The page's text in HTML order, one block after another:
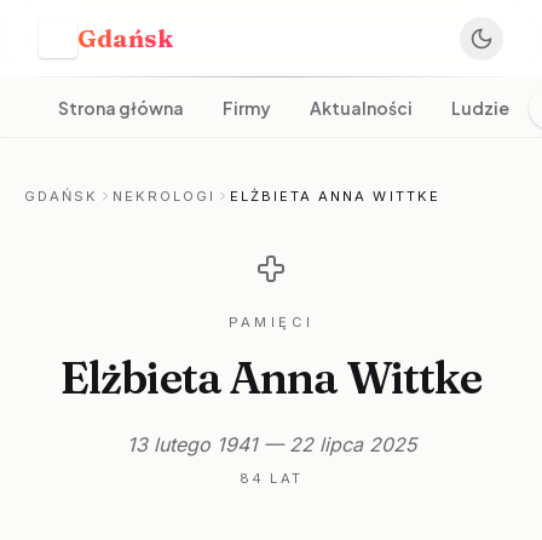
Gdańsk
Strona główna Firmy Aktualności Ludzie
GDAŃSK NEKROLOGI ELŻBIETA ANNA WITTKE
PAMIĘCI
Elżbieta Anna Wittke
13 lutego 1941 — 22 lipca 2025
84 LAT